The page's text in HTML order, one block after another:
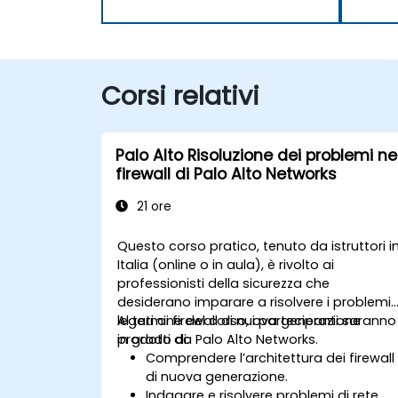
Corsi relativi
Palo Alto Risoluzione dei problemi
firewall di Palo Alto Networks
21 ore
Questo corso pratico, tenuto da istruttori
Italia (online o in aula), è rivolto ai
professionisti della sicurezza che
desiderano imparare a risolvere i problemi
legati ai firewall di nuova generazione
prodotti da Palo Alto Networks.
Al termine del corso, i partecipanti saranno
in grado di:
Comprendere l’architettura dei firewall
di nuova generazione.